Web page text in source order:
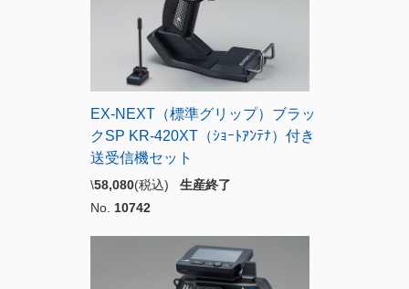
EX-NEXT（標準グリップ）ブラッ
クSP KR-420XT（ｼｮｰﾄｱﾝﾃﾅ）付き
送受信機セット
\58,080(税込) 生産終了
No. 10742